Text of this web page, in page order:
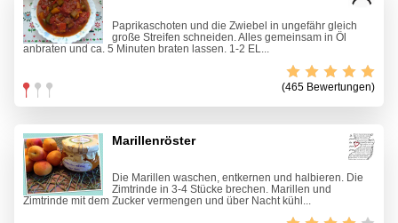
Paprikaschoten und die Zwiebel in ungefähr gleich
große Streifen schneiden. Alles gemeinsam in Öl
anbraten und ca. 5 Minuten braten lassen. 1-2 EL...
(465 Bewertungen)
Marillenröster
Die Marillen waschen, entkernen und halbieren. Die
Zimtrinde in 3-4 Stücke brechen. Marillen und
Zimtrinde mit dem Zucker vermengen und über Nacht kühl...